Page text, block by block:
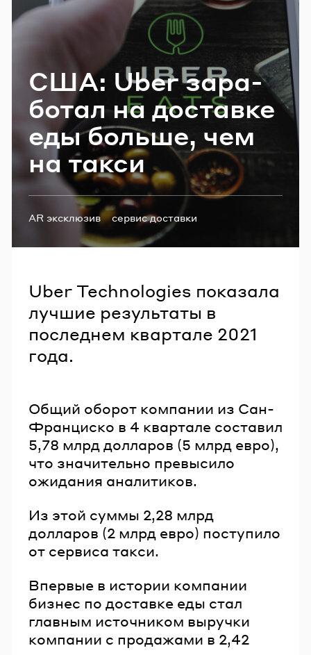
США: Uber за­ра­
бо­тал на до­став­ке
еды боль­ше, чем
на такси
Теги:
AR эксклюзив сервис доставки
Uber Technologies показала
лучшие результаты в
последнем квартале 2021
года.
Общий оборот компании из Сан-
Франциско в 4 квартале составил
5,78 млрд долларов (5 млрд евро),
что значительно превысило
ожидания аналитиков.
Из этой суммы 2,28 млрд
долларов (2 млрд евро) поступило
от сервиса такси.
Впервые в истории компании
бизнес по доставке еды стал
главным источником выручки
компании с продажами в 2,42
Email
Пароль
Забыли пароль?
ВОЙТИ